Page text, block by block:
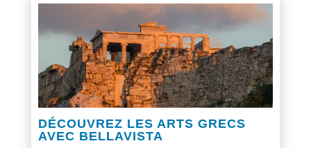
DÉCOUVREZ LES ARTS GRECS
AVEC BELLAVISTA